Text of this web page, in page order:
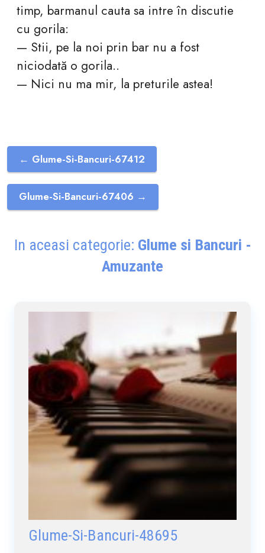
timp, barmanul cauta sa intre în discutie
cu gorila:
— Stii, pe la noi prin bar nu a fost
niciodată o gorila..
— Nici nu ma mir, la preturile astea!
← Glume-Si-Bancuri-67412
Glume-Si-Bancuri-67406 →
In aceasi categorie: Glume si Bancuri -
Amuzante
Glume-Si-Bancuri-48695